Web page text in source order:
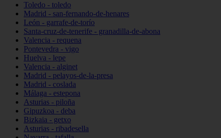
Toledo - toledo
Madrid - san-fernando-de-henares
León - garrafe-de-torío
Santa-cruz-de-tenerife - granadilla-de-abona
Valencia - requena
Pontevedra - vigo
Huelva - lepe
Valencia - alginet
Madrid - pelayos-de-la-presa
Madrid - coslada
Málaga - estepona
Asturias - piloña
Gipuzkoa - deba
Bizkaia - getxo
Asturias - ribadesella